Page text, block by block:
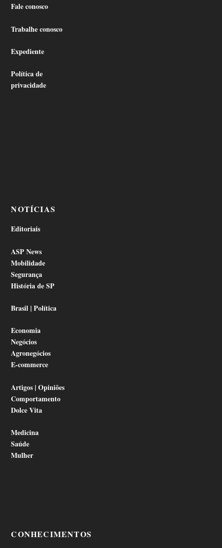
Fale conosco
Trabalhe conosco
Expediente
Política de
privacidade
NOTÍCIAS
Editoriais
ASP News
Mobilidade
Segurança
História de SP
Brasil | Política
Economia
Negócios
Agronegócios
E-commerce
Artigos | Opiniões
Comportamento
Dolce Vita
Medicina
Saúde
Mulher
CONHECIMENTOS